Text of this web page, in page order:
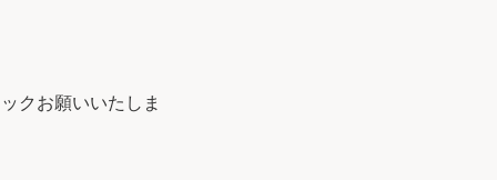
クお願いいたしま